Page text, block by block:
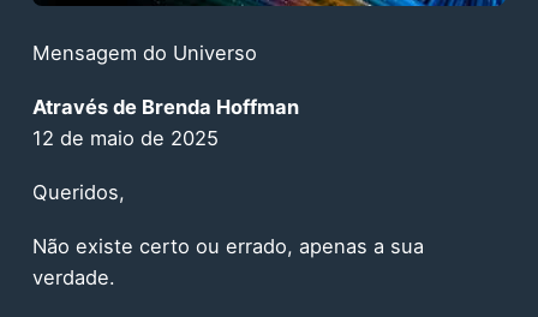
Mensagem do Universo
Através de Brenda Hoffman
12 de maio de 2025
Queridos,
Não existe certo ou errado, apenas a sua
verdade.